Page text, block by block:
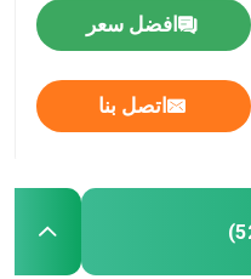
افضل سعر
اتصل بنا